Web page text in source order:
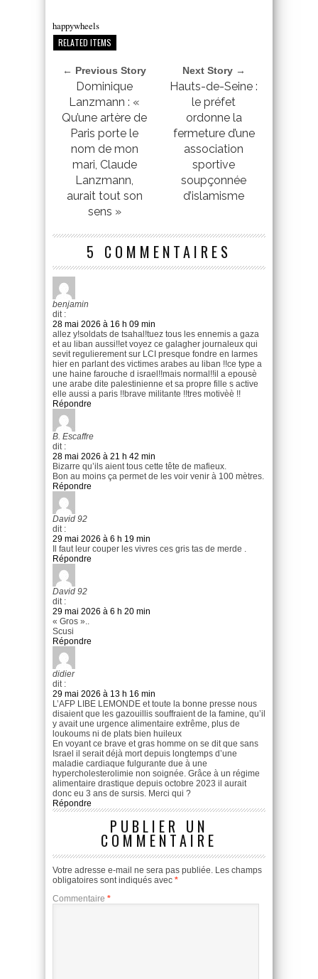
happywheels
RELATED ITEMS
← Previous Story
Dominique
Lanzmann : «
Qu’une artère de
Paris porte le
nom de mon
mari, Claude
Lanzmann,
aurait tout son
sens »
Next Story →
Hauts-de-Seine :
le préfet
ordonne la
fermeture d’une
association
sportive
soupçonnée
d’islamisme
5 COMMENTAIRES
benjamin
dit :
28 mai 2026 à 16 h 09 min
allez y!soldats de tsahal!tuez tous les ennemis a gaza
et au liban aussi!!et voyez ce galagher journaleux qui
sevit regulierement sur LCI presque fondre en larmes
hier en parlant des victimes arabes au liban !!ce type a
une haine farouche d israel!!mais normal!!il a epousè
une arabe dite palestinienne et sa propre fille s active
elle aussi a paris !!brave militante !!tres motivèè !!
Répondre
B. Escaffre
dit :
28 mai 2026 à 21 h 42 min
Bizarre qu’ils aient tous cette tête de mafieux.
Bon au moins ça permet de les voir venir à 100 mètres.
Répondre
David 92
dit :
29 mai 2026 à 6 h 19 min
Il faut leur couper les vivres ces gris tas de merde .
Répondre
David 92
dit :
29 mai 2026 à 6 h 20 min
« Gros »..
Scusi
Répondre
didier
dit :
29 mai 2026 à 13 h 16 min
L’AFP LIBE LEMONDE et toute la bonne presse nous
disaient que les gazouillis souffraient de la famine, qu’il
y avait une urgence alimentaire extrême, plus de
loukoums ni de plats bien huileux
En voyant ce brave et gras homme on se dit que sans
Israel il serait déjà mort depuis longtemps d’une
maladie cardiaque fulgurante due à une
hypercholesterolimie non soignée. Grâce à un régime
alimentaire drastique depuis octobre 2023 il aurait
donc eu 3 ans de sursis. Merci qui ?
Répondre
PUBLIER UN
COMMENTAIRE
Votre adresse e-mail ne sera pas publiée. Les champs
obligatoires sont indiqués avec *
Commentaire *